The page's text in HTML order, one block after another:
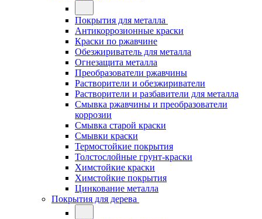
Покрытия для металла
Антикоррозионные краски
Краски по ржавчине
Обезжириватель для металла
Огнезащита металла
Преобразователи ржавчины
Растворители и обезжириватели
Растворители и разбавители для металла
Смывка ржавчины и преобразователи
коррозии
Смывка старой краски
Смывки краски
Термостойкие покрытия
Толстослойные грунт-краски
Химстойкие краски
Химстойкие покрытия
Цинкование металла
Покрытия для дерева